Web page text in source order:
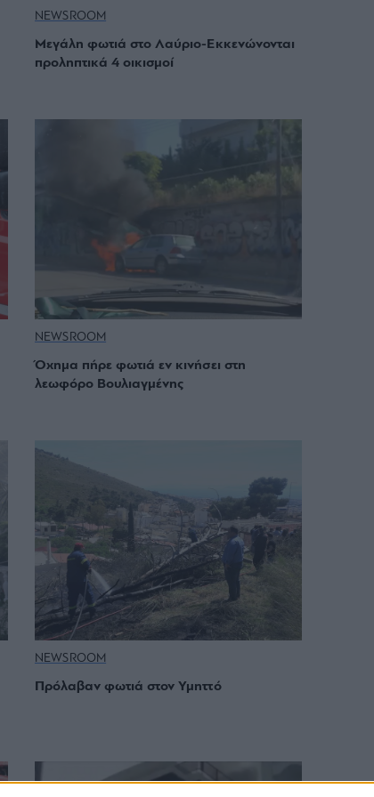
NEWSROOM
Μεγάλη φωτιά στο Λαύριο-Εκκενώνονται
προληπτικά 4 οικισμοί
NEWSROOM
Όχημα πήρε φωτιά εν κινήσει στη
λεωφόρο Βουλιαγμένης
NEWSROOM
Πρόλαβαν φωτιά στον Υμηττό